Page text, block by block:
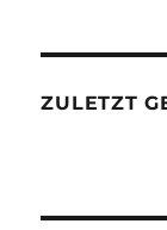
ZULETZT